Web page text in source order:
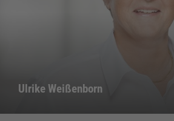
Ulrike Weißenborn